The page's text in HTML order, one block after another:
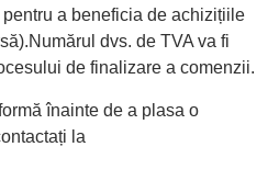
a beneficia de achizițiile
dvs. de TVA va fi
de finalizare a comenzii.
înainte de a plasa o
la